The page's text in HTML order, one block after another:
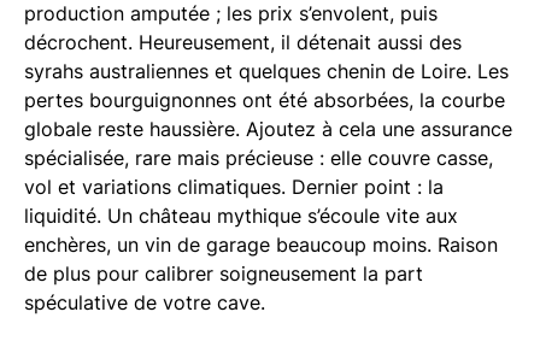
production amputée ; les prix s’envolent, puis
décrochent. Heureusement, il détenait aussi des
syrahs australiennes et quelques chenin de Loire. Les
pertes bourguignonnes ont été absorbées, la courbe
globale reste haussière. Ajoutez à cela une assurance
spécialisée, rare mais précieuse : elle couvre casse,
vol et variations climatiques. Dernier point : la
liquidité. Un château mythique s’écoule vite aux
enchères, un vin de garage beaucoup moins. Raison
de plus pour calibrer soigneusement la part
spéculative de votre cave.